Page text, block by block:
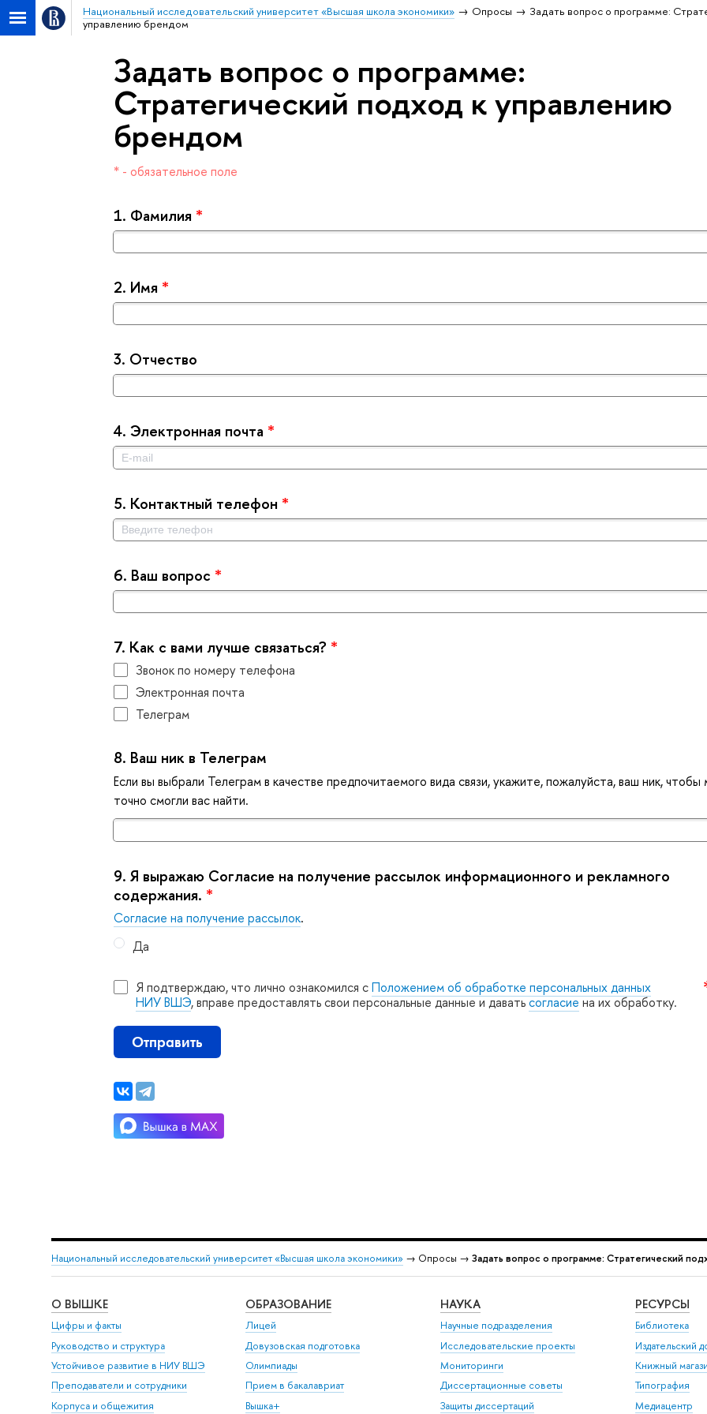
Национальный исследовательский университет «Высшая школа экономики» Опросы
Задать вопрос о программе:
управлению брендом
Задать вопрос о программе:
Стратегический подход к управлению
рендом
* - обязательное поле
1. Фамилия *
2. Имя *
3. Отчество
4.Электронная почта *
5. Контактный телефон *
6. аш вопрос *
7. Как с вами лучше связаться? *
Звонок по номеру телефона
Электронная почта
Телеграм
8. аш ник в Телеграм
Если вы выбрали Телеграм в качестве предпочитаемого вида связи, укажите, пожалуйста, ваш ник, чтобы
точно смогли вас найти.
9.Я выражаю Согласие на получение рассылок информационного и рекламного
содержания. *
Cогласие на получение рассылок.
Да
Я подтверждаю, что лично ознакомился сПоложением об обработке персональных данных
НИУ ВШЭ, вправе предоставлять свои персональные данные и даватьсогласиена их обработку.
Отправить
Национальный исследовательский университет «Высшая школа экономики» → Опросы → Задать вопрос о программе: Стратегический
О ВЫШКЕ
Цифры и факты
Руководство и структура
Устойчивое развитие в НИУ ВШЭ
Преподаватели и сотрудники
Корпуса и общежития
ОБРАЗОВАНИЕ
Лицей
Довузовская подготовка
Олимпиады
Прием в бакалавриат
ышка+
НАУКА
Научные подразделения
Исследовательские проекты
Мониторинги
Диссертационные советы
Защиты диссертаций
РЕСУРСЫ
Библиотека
Издательский
Книжный
Типография
Медиацентр